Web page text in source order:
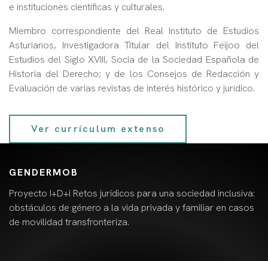
e instituciones científicas y culturales.
Miembro correspondiente del Real Instituto de Estudios
Asturianos, Investigadora Titular del Instituto Feijoo del
Estudios del Siglo XVIII, Socia de la Sociedad Española de
Historia del Derecho; y de los Consejos de Redacción y
Evaluación de varias revistas de interés histórico y jurídico.
Ver currículum extenso
GENDERMOB
Proyecto I+D+i Retos jurídicos para una sociedad inclusiva:
obstáculos de género a la vida privada y familiar en casos
de movilidad transfronteriza.